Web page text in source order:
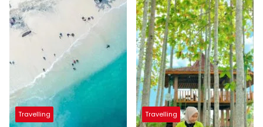
Travelling Travelling